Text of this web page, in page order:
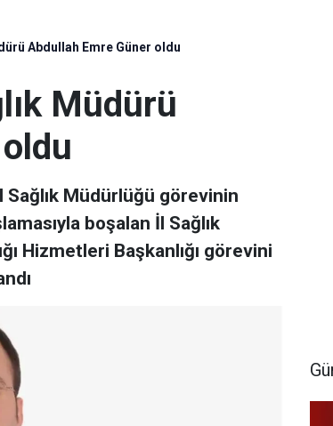
Abdullah Emre Güner oldu
Müdürü
Sağlık Müdürlüğü görevinin
boşalan İl Sağlık
Hizmetleri Başkanlığı görevini